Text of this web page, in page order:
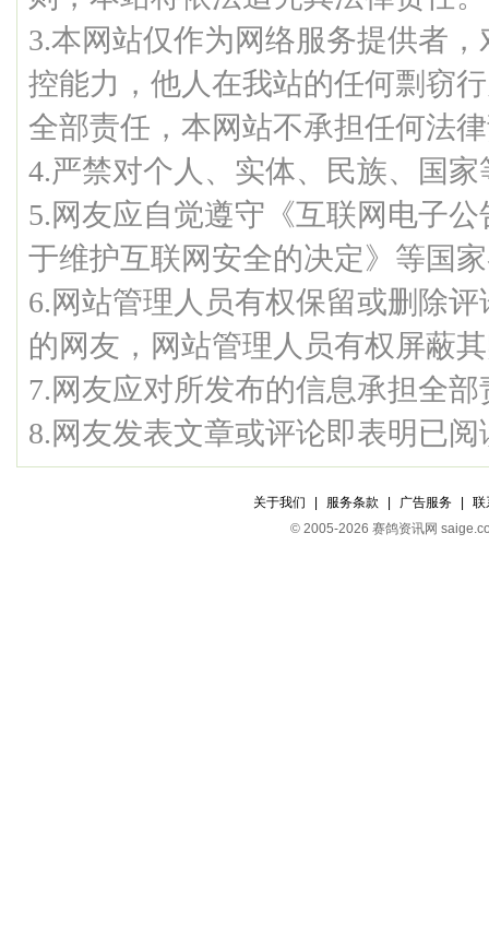
3.本网站仅作为网络服务提供者
控能力，他人在我站的任何剽窃
全部责任，本网站不承担任何法
4.严禁对个人、实体、民族、国
5.网友应自觉遵守《互联网电子
于维护互联网安全的决定》等国
6.网站管理人员有权保留或删除
的网友，网站管理人员有权屏蔽
7.网友应对所发布的信息承担全部
8.网友发表文章或评论即表明已
关于我们 服务条款 广告服务
联
© 2005-2026 赛鸽资讯网